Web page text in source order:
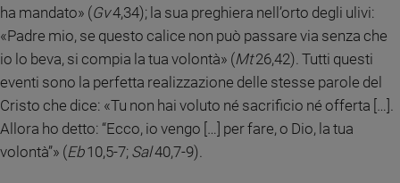
Foto
Video
Podcast
ha mandato» (Gv4,34); la sua preghiera nell’orto degli ulivi:
«Padre mio, se questo calice non può passare via senza che
io lo beva, si compia la tua volontà» (Mt26,42). Tutti questi
eventi sono la perfetta realizzazione delle stesse parole del
Cristo che dice: «Tu non hai voluto né sacrificio né offerta […].
Allora ho detto: “Ecco, io vengo […] per fare, o Dio, la tua
volontà”» (Eb10,5-7; Sal40,7-9).